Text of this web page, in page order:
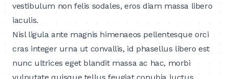
vestibulum non felis sodales, eros diam massa libero
iaculis.
Nisl ligula ante magnis himenaeos pellentesque orci
cras integer urna ut convallis, id phasellus libero est
nunc ultrices eget blandit massa ac hac, morbi